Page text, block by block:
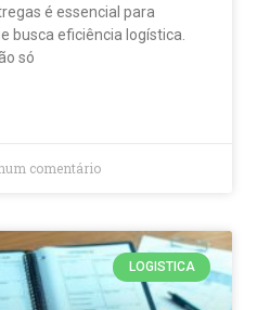
é essencial para
busca eficiência logística.
só
comentário
LOGISTICA